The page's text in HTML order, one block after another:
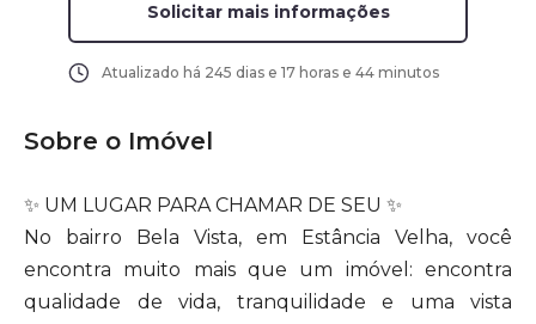
Solicitar mais informações
Atualizado há 245 dias e 17 horas e 44 minutos
Sobre o Imóvel
✨ UM LUGAR PARA CHAMAR DE SEU ✨
No bairro Bela Vista, em Estância Velha, você
encontra muito mais que um imóvel: encontra
qualidade de vida, tranquilidade e uma vista